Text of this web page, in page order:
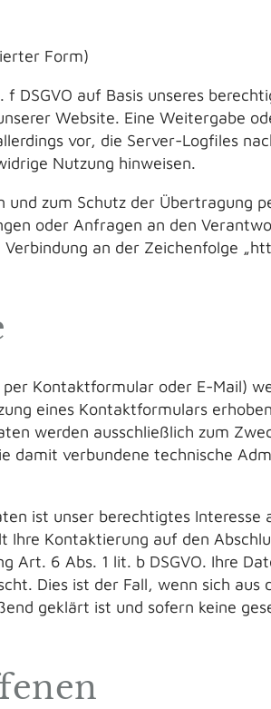
Form)
auf Basis unseres
Website. Eine Weitergabe
vor, die Server-Logfiles
Nutzung hinweisen.
zum Schutz der Übertragung
oder Anfragen an den
an der Zeichenfolge
Kontaktformular oder E-Mail)
eines Kontaktformulars
werden ausschließlich zum
damit verbundene technische
ist unser berechtigtes Interesse
Ihre Kontaktierung auf den
Art. 6 Abs. 1 lit. b DSGVO. Ihre
Dies ist der Fall, wenn sich aus
geklärt ist und sofern keine